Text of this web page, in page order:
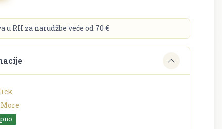
u RH za narudžbe veće od 70 €